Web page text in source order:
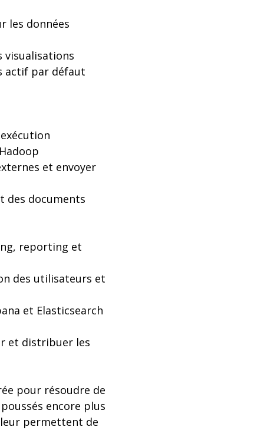
les données
visualisations
actif par défaut
et envoyer
des documents
reporting et
des utilisateurs et
et Elasticsearch
et distribuer les
pour résoudre de
encore plus
permettent de